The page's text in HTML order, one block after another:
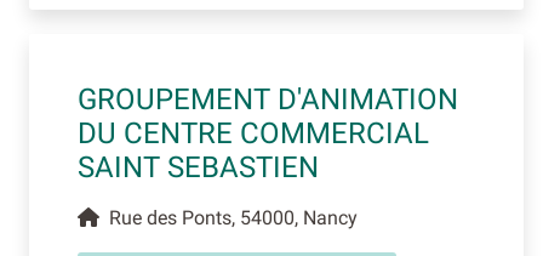
GROUPEMENT D'ANIMATION
DU CENTRE COMMERCIAL
SAINT SEBASTIEN
Rue des Ponts, 54000, Nancy